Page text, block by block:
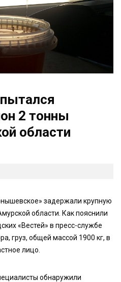
2 тонны
области
задержали крупную
области. Как пояснили
«Вестей» в пресс-службе
груз, общей массой 1900 кг, в
лицо.
обнаружили